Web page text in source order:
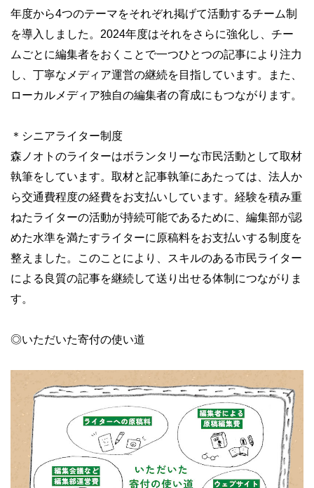
年度から4つのテーマをそれぞれ掲げて活動するチーム制
を導入しました。2024年度はそれをさらに強化し、チー
ムごとに編集者をおくことで一つひとつの記事により注力
し、丁寧なメディア運営の継続を目指しています。また、
ローカルメディア独自の編集者の育成にもつながります。
＊シニアライター制度
森ノオトのライターはボランタリーな市民活動として取材
執筆をしています。取材と記事執筆にあたっては、法人か
ら交通費程度の経費をお支払いしています。経験を積み重
ねたライターの活動が持続可能であるために、編集部が認
めた水準を満たすライターに原稿料をお支払いする制度を
整えました。このことにより、スキルのある市民ライター
による良質の記事を継続して送り出せる体制につながりま
す。
◎いただいた寄付の使い道